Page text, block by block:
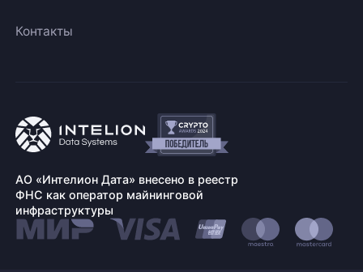
Контакты
АО «Интелион Дата» внесено в реестр
ФНС как оператор майнинговой
инфраструктуры